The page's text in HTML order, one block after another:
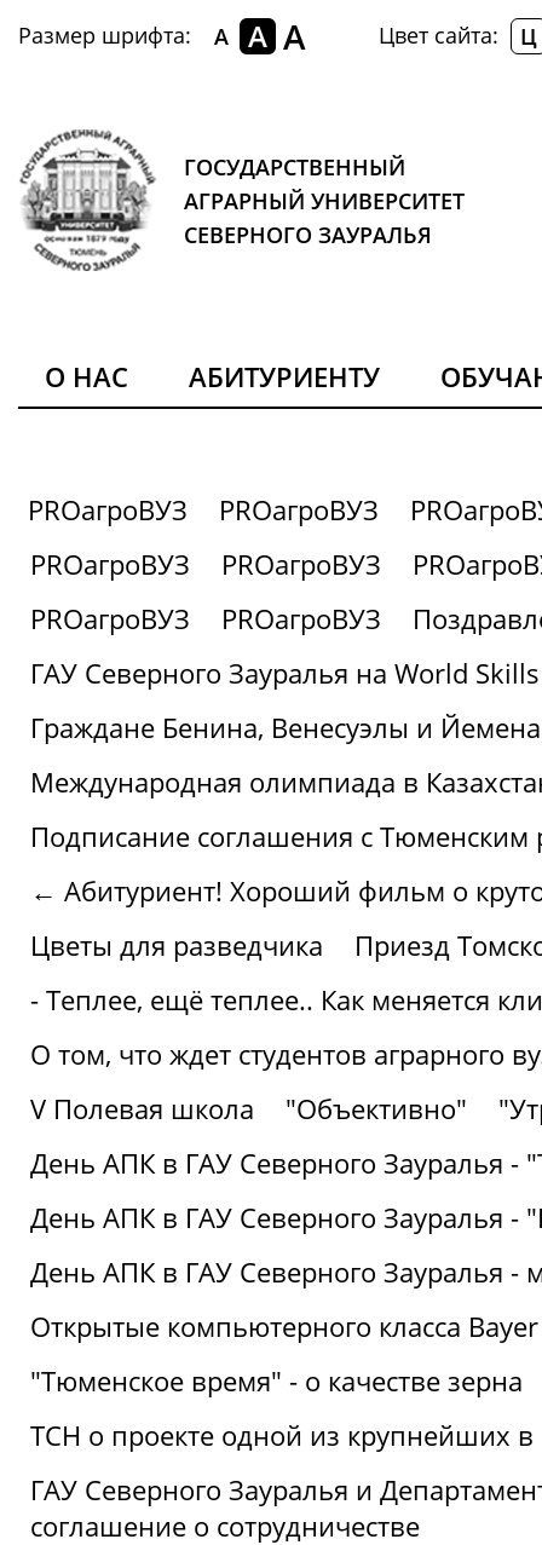
Размер шрифта: A A A Цвет сайта: Ц
ГОСУДАРСТВЕННЫЙ
АГРАРНЫЙ УНИВЕРСИТЕТ
СЕВЕРНОГО ЗАУРАЛЬЯ
О НАС АБИТУРИЕНТУ
PROагроВУЗ PROагроВУЗ
PROагроВУЗ
PROагроВУЗ
PROагроВУЗ
PROагроВУЗ
ГАУ Северного Зауралья на World
Граждане Бенина, Венесуэлы и
Международная олимпиада в
Подписание соглашения с Тюменским
← Абитуриент! Хороший фильм о
Цветы для разведчика
Приезд
- Теплее, ещё теплее.. Как меняется
О том, что ждет студентов аграрного
V Полевая школа
"Объективно"
День АПК в ГАУ Северного Зауралья -
День АПК в ГАУ Северного Зауралья -
День АПК в ГАУ Северного Зауралья -
Открытые компьютерного класса Bayer
"Тюменское время" - о качестве зерна
ТСН о проекте одной из крупнейших
ГАУ Северного Зауралья и
соглашение о сотрудничестве